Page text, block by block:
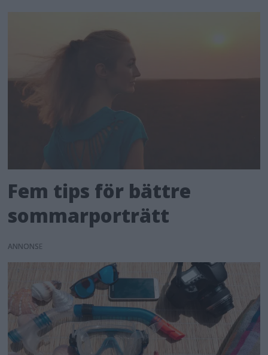
Fem tips för bättre
sommarporträtt
ANNONS